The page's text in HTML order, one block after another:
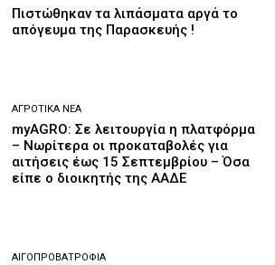
Πιστώθηκαν τα λιπάσματα αργά το
απόγευμα της Παρασκευής !
ΑΓΡΟΤΙΚΆ ΝΈΑ
myAGRO: Σε λειτουργία η πλατφόρμα
– Νωρίτερα οι προκαταβολές για
αιτήσεις έως 15 Σεπτεμβρίου – Όσα
είπε ο διοικητής της ΑΑΔΕ
ΑΙΓΟΠΡΟΒΑΤΡΟΦΊΑ